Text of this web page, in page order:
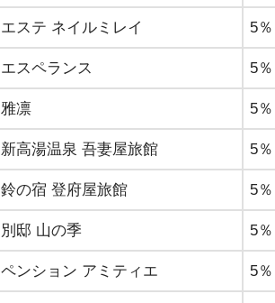
エステ ネイルミレイ 5％
エスペランス 5％
雅凛 5％
新高湯温泉 吾妻屋旅館 5％
鈴の宿 登府屋旅館 5％
別邸 山の季 5％
ペンション アミティエ 5％